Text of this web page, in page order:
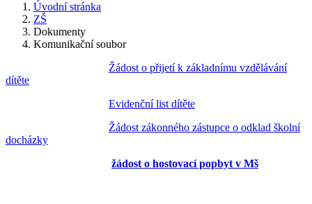
Úvodní stránka
ZŠ
Dokumenty
Komunikační soubor
Žádost o přijetí k základnímu vzdělávání
dítěte
Evidenční list dítěte
Žádost zákonného zástupce o odklad školní
docházky
žádost o hostovací popbyt v Mš